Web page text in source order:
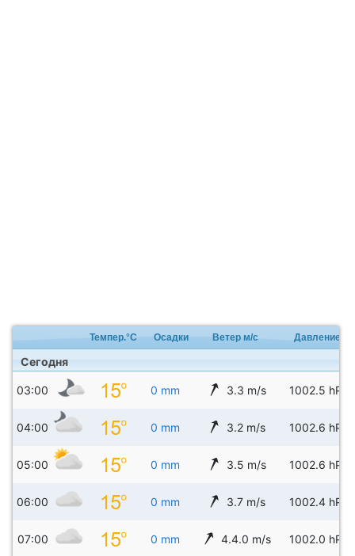
Темпер.°C Осадки Ветер м/с Давление
Сегодня
03:00 0 mm 3.3 m/s 1002.5 hPa
04:00 0 mm 3.2 m/s 1002.6 hPa
05:00 0 mm 3.5 m/s 1002.6 hPa
06:00 0 mm 3.7 m/s 1002.4 hPa
07:00 0 mm 4.4.0 m/s 1002.0 hPa